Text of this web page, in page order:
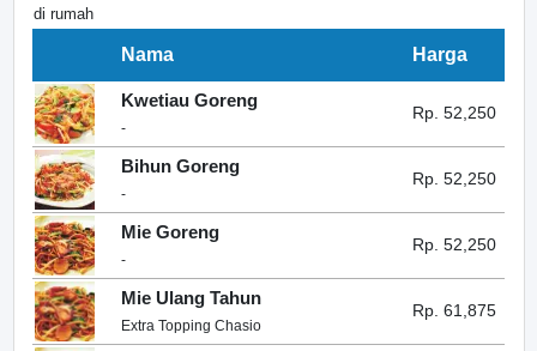
di rumah
Nama Harga
Kwetiau Goreng
-
Rp. 52,250
Bihun Goreng
-
Rp. 52,250
Mie Goreng
-
Rp. 52,250
Mie Ulang Tahun
Extra Topping Chasio
Rp. 61,875